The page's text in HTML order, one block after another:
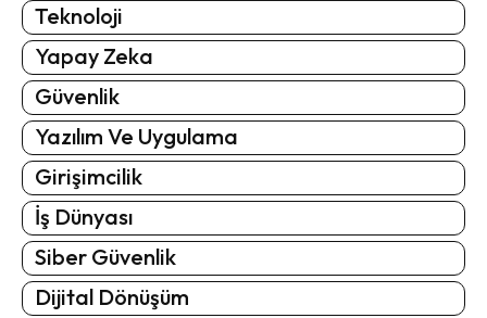
Teknoloji
Yapay Zeka
Güvenlik
Yazılım Ve Uygulama
Girişimcilik
İş Dünyası
Siber Güvenlik
Dijital Dönüşüm